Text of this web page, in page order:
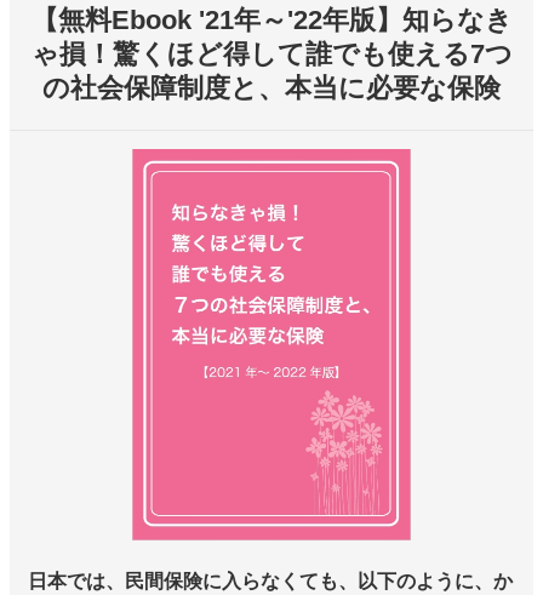
【無料Ebook '21年～'22年版】知らなき
ゃ損！驚くほど得して誰でも使える7つ
の社会保障制度と、本当に必要な保険
日本では、民間保険に入らなくても、以下のように、か